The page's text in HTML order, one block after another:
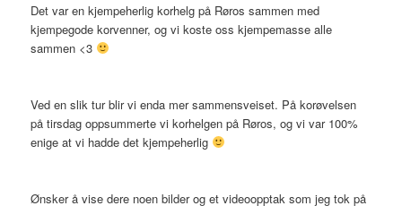
Det var en kjempeherlig korhelg på Røros sammen med
kjempegode korvenner, og vi koste oss kjempemasse alle
sammen <3
Ved en slik tur blir vi enda mer sammensveiset. På korøvelsen
på tirsdag oppsummerte vi korhelgen på Røros, og vi var 100%
enige at vi hadde det kjempeherlig
Ønsker å vise dere noen bilder og et videoopptak som jeg tok på